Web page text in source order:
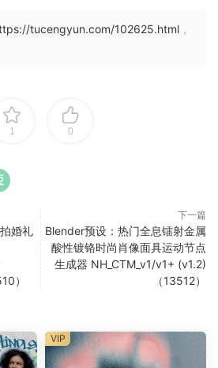
tucengyun.com/102625.html ，
1 0
婚礼
）
下一篇
Blender预设：热门全息镭射金属
酸性镀铬时尚肖像面具运动节点
生成器 NH_CTM_v1/v1+ (v1.2)
（13512）
VIP